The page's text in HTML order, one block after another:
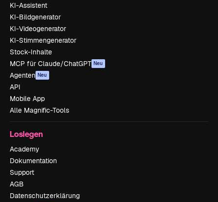
KI-Assistent
KI-Bildgenerator
KI-Videogenerator
KI-Stimmengenerator
Stock-Inhalte
MCP für Claude/ChatGPT Neu
Agenten Neu
API
Mobile App
Alle Magnific-Tools
Loslegen
Academy
Dokumentation
Support
AGB
Datenschutzerklärung